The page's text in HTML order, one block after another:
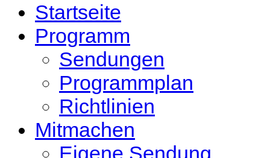
Startseite
Programm
Sendungen
Programmplan
Richtlinien
Mitmachen
Eigene Sendung